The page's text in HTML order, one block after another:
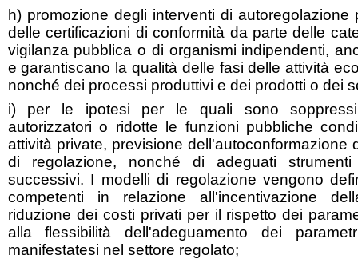
h) promozione degli interventi di
delle certificazioni di conformità da parte delle
vigilanza pubblica o di organismi indipendenti,
e garantiscano la qualità delle fasi delle attività
nonché dei processi produttivi e dei prodotti o dei
i) per le ipotesi per le quali sono soppressi
autorizzatori o ridotte le funzioni pubbliche
attività private, previsione dell'autoconformazione
di regolazione, nonché di adeguati
successivi. I modelli di regolazione vengono
competenti in relazione all'incentivazione
riduzione dei costi privati per il rispetto dei
alla flessibilità dell'adeguamento dei
manifestatesi nel settore regolato;